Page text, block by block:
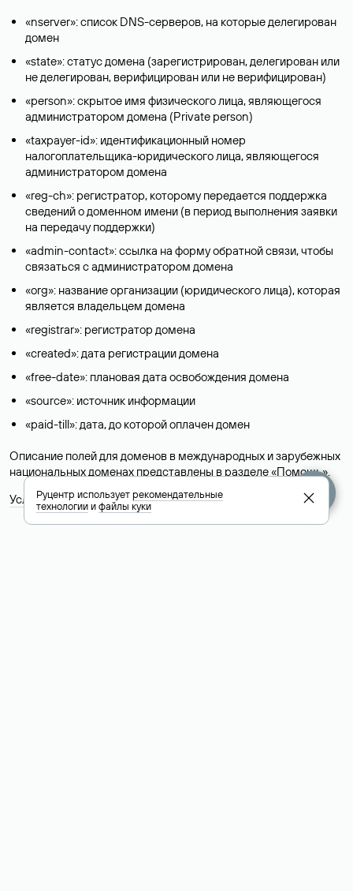
«nserver»: список DNS-серверов, на которые делегирован
домен
«state»: статус домена (зарегистрирован, делегирован или
не делегирован, верифицирован или не верифицирован)
«person»: скрытое имя физического лица, являющегося
администратором домена (Privatе person)
«taxpayer-id»: идентификационный номер
налогоплательщика-юридического лица, являющегося
администратором домена
«reg-ch»: регистратор, которому передается поддержка
сведений о доменном имени (в период выполнения заявки
на передачу поддержки)
«admin-contact»: ссылка на форму обратной связи, чтобы
связаться с администратором домена
«org»: название организации (юридического лица), которая
является владельцем домена
«registrar»: регистратор домена
«created»: дата регистрации домена
«free-date»: плановая дата освобождения домена
«source»: источник информации
«paid-till»: дата, до которой оплачен домен
Описание полей для доменов в международных и зарубежных
национальных доменах представлены в разделе «Помощь».
Условия использования Whois-сервиса
Руцентр используетрекомендательные
технологииифайлы куки